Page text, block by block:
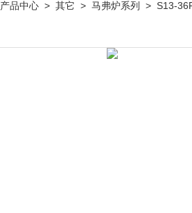
产品中心 > 其它 > 马弗炉系列 > S13-